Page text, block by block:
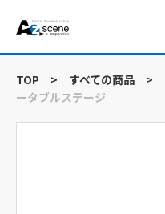
TOP > すべての商品 >
ータブルステージ